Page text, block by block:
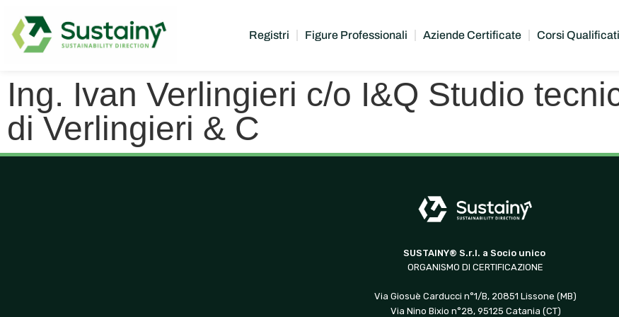
Registri Figure Professionali Aziende Certificate Corsi Qualificati
Ing. Ivan Verlingieri c/o I&Q Studio
di Verlingieri & C
SUSTAINY® S.r.l. a Socio unico
ORGANISMO DI CERTIFICAZIONE
Via Giosuè Carducci n°1/B, 20851 Lissone (MB)
Via Nino Bixio n°28, 95125 Catania (CT)